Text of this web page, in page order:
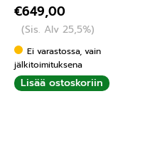
€649,00
(Sis. Alv 25,5%)
Ei varastossa, vain
jälkitoimituksena
Lisää ostoskoriin